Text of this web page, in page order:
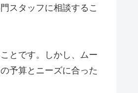
スタッフに相談するこ
とです。しかし、ムー
予算とニーズに合った